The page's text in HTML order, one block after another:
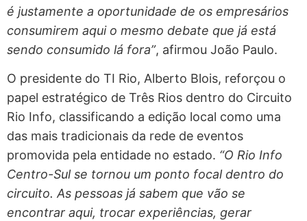
é justamente a oportunidade de os empresários
consumirem aqui o mesmo debate que já está
sendo consumido lá fora”, afirmou João Paulo.
O presidente do TI Rio, Alberto Blois, reforçou o
papel estratégico de Três Rios dentro do Circuito
Rio Info, classificando a edição local como uma
das mais tradicionais da rede de eventos
promovida pela entidade no estado. “O Rio Info
Centro-Sul se tornou um ponto focal dentro do
circuito. As pessoas já sabem que vão se
encontrar aqui, trocar experiências, gerar